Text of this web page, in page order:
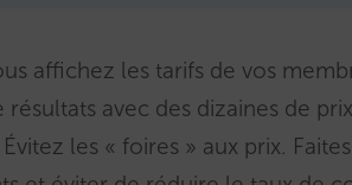
affichez les tarifs de vos
avec des dizaines de
les « foires » aux prix.